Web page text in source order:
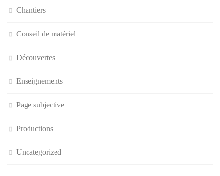
Chantiers
Conseil de matériel
Découvertes
Enseignements
Page subjective
Productions
Uncategorized